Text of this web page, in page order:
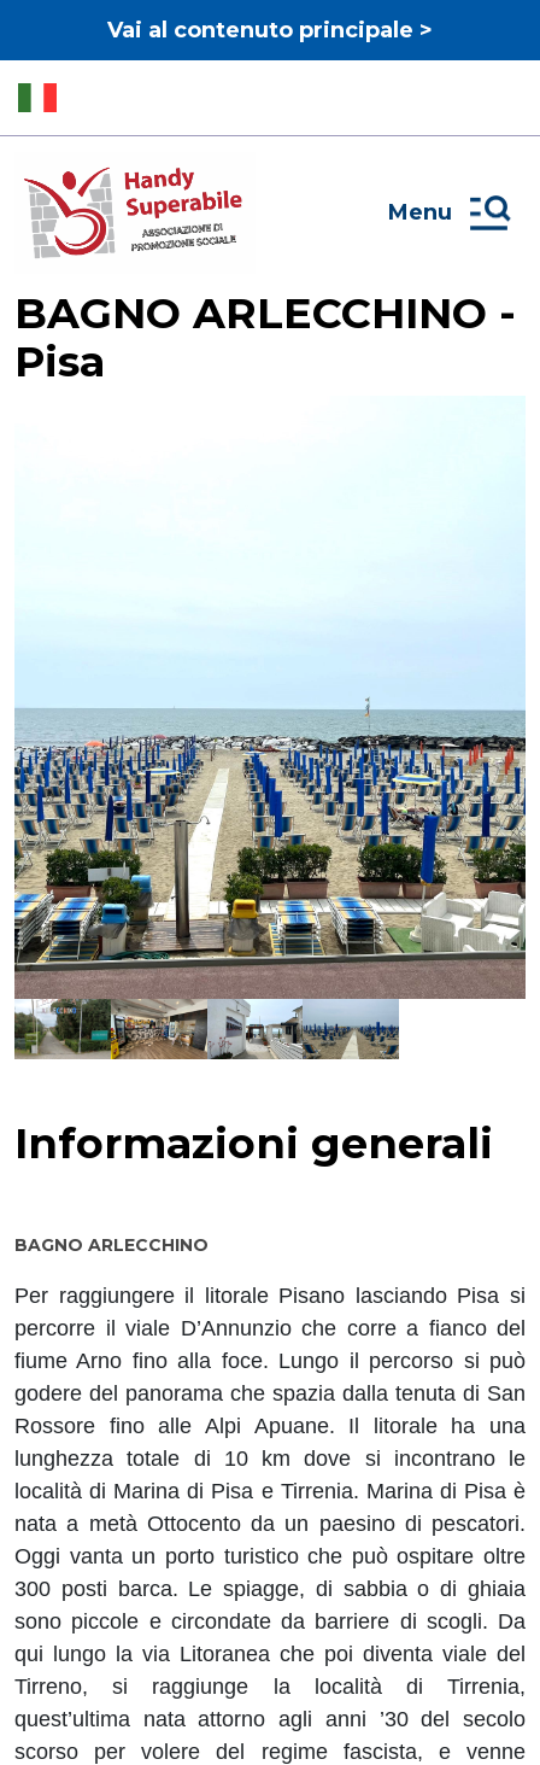
Vai al contenuto principale >
Menu
BAGNO ARLECCHINO -
Pisa
Informazioni generali
BAGNO ARLECCHINO
Per raggiungere il litorale Pisano lasciando Pisa si
percorre il viale D’Annunzio che corre a fianco del
fiume Arno fino alla foce. Lungo il percorso si può
godere del panorama che spazia dalla tenuta di San
Rossore fino alle Alpi Apuane. Il litorale ha una
lunghezza totale di 10 km dove si incontrano le
località di Marina di Pisa e Tirrenia. Marina di Pisa è
nata a metà Ottocento da un paesino di pescatori.
Oggi vanta un porto turistico che può ospitare oltre
300 posti barca. Le spiagge, di sabbia o di ghiaia
sono piccole e circondate da barriere di scogli. Da
qui lungo la via Litoranea che poi diventa viale del
Tirreno, si raggiunge la località di Tirrenia,
quest’ultima nata attorno agli anni ’30 del secolo
scorso per volere del regime fascista, e venne